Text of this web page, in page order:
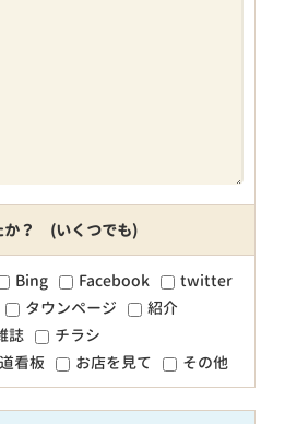
か？ (いくつでも)
Bing Facebook
twitter
タウンページ
紹介
誌
チラシ
道看板 お店を見て その他